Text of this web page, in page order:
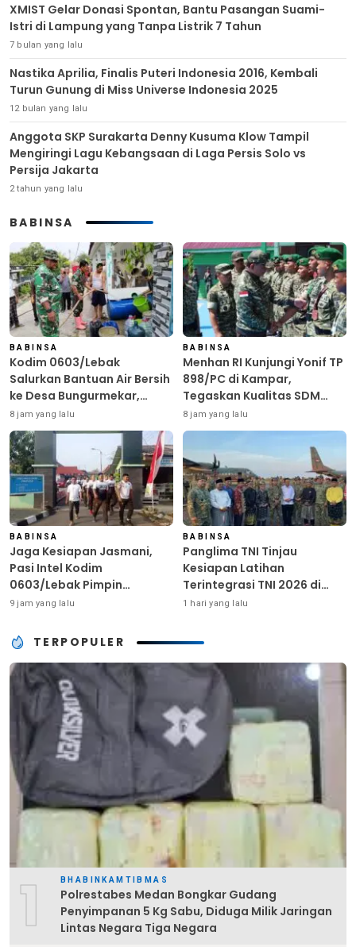
XMIST Gelar Donasi Spontan, Bantu Pasangan Suami-
Istri di Lampung yang Tanpa Listrik 7 Tahun
7 bulan yang lalu
Nastika Aprilia, Finalis Puteri Indonesia 2016, Kembali
Turun Gunung di Miss Universe Indonesia 2025
12 bulan yang lalu
Anggota SKP Surakarta Denny Kusuma Klow Tampil
Mengiringi Lagu Kebangsaan di Laga Persis Solo vs
Persija Jakarta
2 tahun yang lalu
BABINSA
BABINSA
Kodim 0603/Lebak
Salurkan Bantuan Air Bersih
ke Desa Bungurmekar,
Ringankan Beban Warga
Terdampak Kemarau
8 jam yang lalu
BABINSA
Menhan RI Kunjungi Yonif TP
898/PC di Kampar,
Tegaskan Kualitas SDM
Kunci Kekuatan TNI
8 jam yang lalu
BABINSA
Jaga Kesiapan Jasmani,
Pasi Intel Kodim
0603/Lebak Pimpin
Pembinaan Fisik Rutin
9 jam yang lalu
BABINSA
Panglima TNI Tinjau
Kesiapan Latihan
Terintegrasi TNI 2026 di
Dabo Singkep
1 hari yang lalu
TERPOPULER
1 BHABINKAMTIBMAS
Polrestabes Medan Bongkar Gudang
Penyimpanan 5 Kg Sabu, Diduga Milik Jaringan
Lintas Negara Tiga Negara